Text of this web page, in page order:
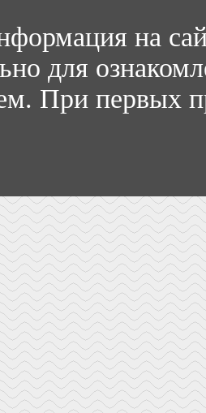
на
для
При первых